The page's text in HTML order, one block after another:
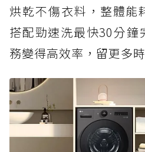
烘乾不傷衣料，整體能
搭配勁速洗最快30分鐘
務變得高效率，留更多